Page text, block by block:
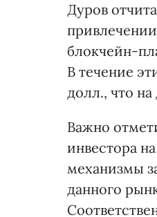
Дуров
блокчейн-
В течение
долл., что
Важно
инвестора
механизмы
данного